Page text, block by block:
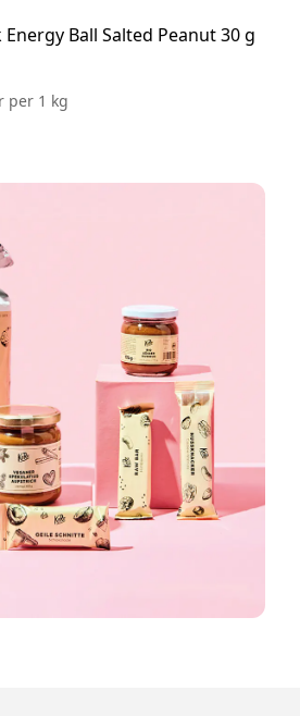
Ball Salted Peanut 30 g
per1 kg